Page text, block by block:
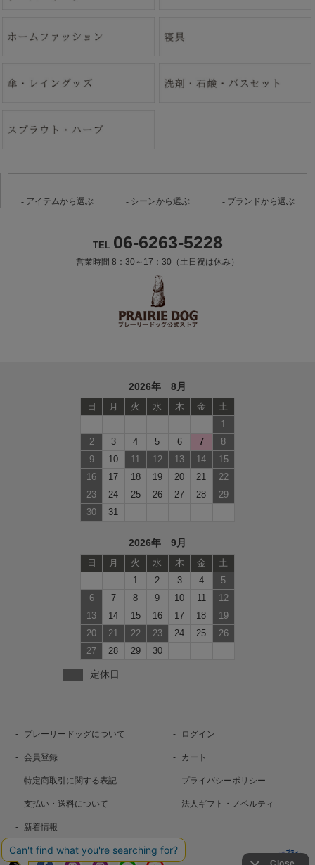
アイテムから選ぶ シーンから選ぶ ブランドから選ぶ
TEL 06-6263-5228
営業時間 8：30～17：30（土日祝は休み）
2026年 8月
日 月 火 水 木 金
土
1
2
3 4 5 6 7
8
9
10 11 12 13 14
15
16
17 18 19 20 21
22
23
24 25 26 27 28
29
30
31
2026年 9月
日 月 火 水 木 金
土
1
2 3 4
5
6
7 8 9 10 11
12
13
14 15 16 17 18
19
20
21 22 23 24 25
26
27
28 29 30
定休日
プレーリードッグについて ログイン
会員登録 カート
特定商取引に関する表記 プライバシーポリシー
支払い・送料について 法人ギフト・ノベルティ
新着情報